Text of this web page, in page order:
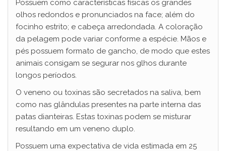
Possuem como características físicas os grandes
olhos redondos e pronunciados na face; além do
focinho estrito; e cabeça arredondada. A coloração
da pelagem pode variar conforme a espécie. Mãos e
pés possuem formato de gancho, de modo que estes
animais consigam se segurar nos glhos durante
longos períodos.
O veneno ou toxinas são secretados na saliva, bem
como nas glândulas presentes na parte interna das
patas dianteiras. Estas toxinas podem se misturar
resultando em um veneno duplo.
Possuem uma expectativa de vida estimada em 25